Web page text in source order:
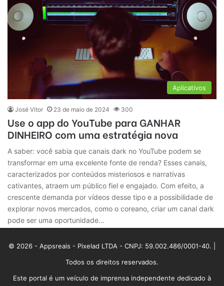
Aplicativos
José Vitor 23 de maio de 2024 300
Use o app do YouTube para GANHAR
DINHEIRO com uma estratégia nova
A saber: você sabia que canais dark no YouTube podem se
transformar em uma excelente fonte de renda? Esses canais,
caracterizados por conteúdos misteriosos e narrativas
cativantes, atraem um público fiel e engajado. Com efeito, a
crescente demanda por vídeos desse tipo e a possibilidade de
explorar novos mercados, como o coreano, criar um canal dark
pode ser uma oportunidade…
© 2026 - Appsreais - Pixelad LTDA - CNPJ: 59.002.486/0001-40. |
Todos os direitos reservados.
Este portal é um veículo de imprensa independente dedicado à